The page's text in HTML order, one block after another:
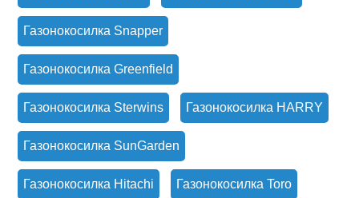
Газонокосилка Snapper
Газонокосилка Greenfield
Газонокосилка Sterwins Газонокосилка HARRY
Газонокосилка SunGarden
Газонокосилка Hitachi Газонокосилка Toro